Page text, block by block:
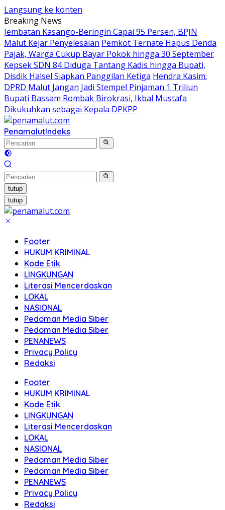
Langsung ke konten
Breaking News
Jembatan Kasango-Beringin Capai 95 Persen, BPJN
Malut Kejar Penyelesaian Pemkot Ternate Hapus Denda
Pajak, Warga Cukup Bayar Pokok hingga 30 September
Kepsek SDN 84 Diduga Tantang Kadis hingga Bupati,
Disdik Halsel Siapkan Panggilan Ketiga Hendra Kasim:
DPRD Malut Jangan Jadi Stempel Pinjaman 1 Triliun
Bupati Bassam Rombak Birokrasi, Ikbal Mustafa
Dikukuhkan sebagai Kepala DPKPP
PenamalutIndeks
tutup
tutup
Footer
HUKUM KRIMINAL
Kode Etik
LINGKUNGAN
Literasi Mencerdaskan
LOKAL
NASIONAL
Pedoman Media Siber
Pedoman Media Siber
PENANEWS
Privacy Policy
Redaksi
Footer
HUKUM KRIMINAL
Kode Etik
LINGKUNGAN
Literasi Mencerdaskan
LOKAL
NASIONAL
Pedoman Media Siber
Pedoman Media Siber
PENANEWS
Privacy Policy
Redaksi